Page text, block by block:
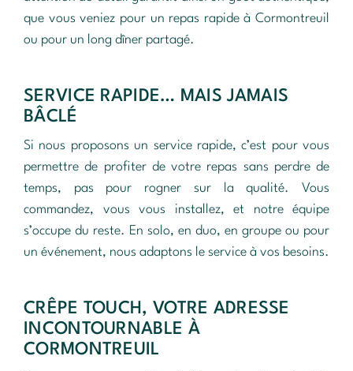
que vous veniez pour un repas rapide à Cormontreuil
ou pour un long dîner partagé.
SERVICE RAPIDE… MAIS JAMAIS
BÂCLÉ
Si nous proposons un service rapide, c’est pour vous
permettre de profiter de votre repas sans perdre de
temps, pas pour rogner sur la qualité. Vous
commandez, vous vous installez, et notre équipe
s’occupe du reste. En solo, en duo, en groupe ou pour
un événement, nous adaptons le service à vos besoins.
CRÊPE TOUCH, VOTRE ADRESSE
INCONTOURNABLE À
CORMONTREUIL